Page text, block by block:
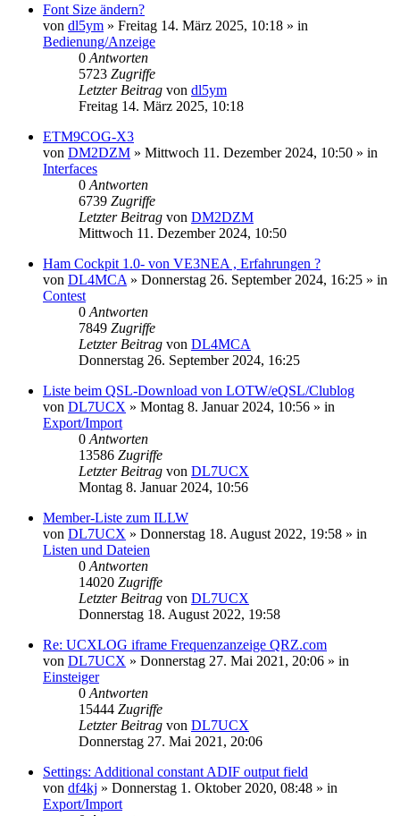
Font Size ändern?
von dl5ym » Freitag 14. März 2025, 10:18 » in
Bedienung/Anzeige
0 Antworten
5723 Zugriffe
Letzter Beitrag von dl5ym
Freitag 14. März 2025, 10:18
ETM9COG-X3
von DM2DZM » Mittwoch 11. Dezember 2024, 10:50 » in
Interfaces
0 Antworten
6739 Zugriffe
Letzter Beitrag von DM2DZM
Mittwoch 11. Dezember 2024, 10:50
Ham Cockpit 1.0- von VE3NEA , Erfahrungen ?
von DL4MCA » Donnerstag 26. September 2024, 16:25 » in
Contest
0 Antworten
7849 Zugriffe
Letzter Beitrag von DL4MCA
Donnerstag 26. September 2024, 16:25
Liste beim QSL-Download von LOTW/eQSL/Clublog
von DL7UCX » Montag 8. Januar 2024, 10:56 » in
Export/Import
0 Antworten
13586 Zugriffe
Letzter Beitrag von DL7UCX
Montag 8. Januar 2024, 10:56
Member-Liste zum ILLW
von DL7UCX » Donnerstag 18. August 2022, 19:58 » in
Listen und Dateien
0 Antworten
14020 Zugriffe
Letzter Beitrag von DL7UCX
Donnerstag 18. August 2022, 19:58
Re: UCXLOG iframe Frequenzanzeige QRZ.com
von DL7UCX » Donnerstag 27. Mai 2021, 20:06 » in
Einsteiger
0 Antworten
15444 Zugriffe
Letzter Beitrag von DL7UCX
Donnerstag 27. Mai 2021, 20:06
Settings: Additional constant ADIF output field
von df4kj » Donnerstag 1. Oktober 2020, 08:48 » in
Export/Import